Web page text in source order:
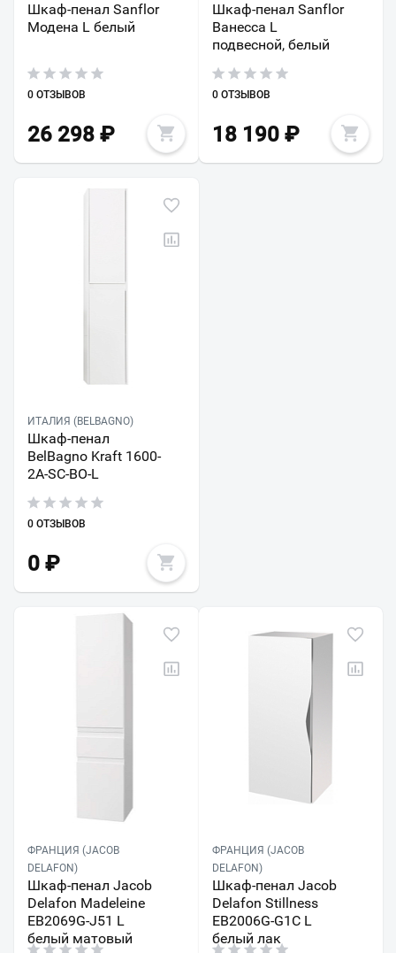
Шкаф-пенал Sanflor
Модена L белый
0 ОТЗЫВОВ
26 298 ₽
Шкаф-пенал Sanflor
Ванесса L
подвесной, белый
0 ОТЗЫВОВ
18 190₽
ИТАЛИЯ (BELBAGNO)
Шкаф-пенал
BelBagno Kraft 1600-
2A-SC-BO-L
0 ОТЗЫВОВ
0 ₽
ФРАНЦИЯ (JACOB
DELAFON)
Шкаф-пенал Jacob
Delafon Madeleine
EB2069G-J51 L
белый матовый
ФРАНЦИЯ (JACOB
DELAFON)
Шкаф-пенал Jacob
Delafon Stillness
EB2006G-G1C L
белый лак